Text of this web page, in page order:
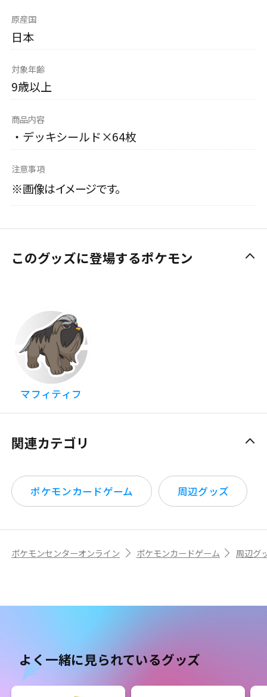
原産国
日本
対象年齢
9歳以上
商品内容
・デッキシールド×64枚
注意事項
※画像はイメージです。
このグッズに登場するポケモン
マフィティフ
関連カテゴリ
ポケモンカードゲーム 周辺グッズ
ポケモンセンターオンライン ポケモンカードゲーム 周辺グ
よく一緒に見られているグッズ